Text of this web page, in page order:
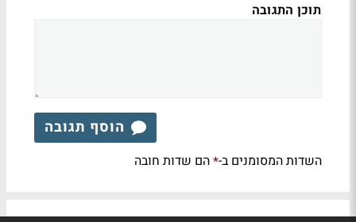
תוכן התגובה
הוסף תגובה
השדות המסומנים ב-*הם שדות חובה